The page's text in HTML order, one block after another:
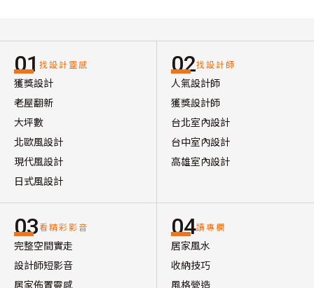
01 找設計靈感
獲獎設計
老屋翻新
大坪數
北歐風設計
現代風設計
日式風設計
02找設計師
人氣設計師
獲獎設計師
台北室內設計
台中室內設計
高雄室內設計
03看精彩影音
完整空間實走
設計師短影音
居家佈置靈感
04讀專欄
居家風水
收納技巧
風格營造